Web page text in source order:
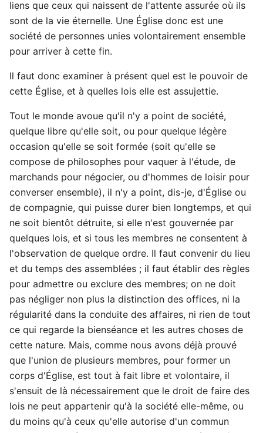
liens que ceux qui naissent de l'attente assurée où ils
sont de la vie éternelle. Une Église donc est une
société de personnes unies volontairement ensemble
pour arriver à cette fin.
Il faut donc examiner à présent quel est le pouvoir de
cette Église, et à quelles lois elle est assujettie.
Tout le monde avoue qu'il n'y a point de société,
quelque libre qu'elle soit, ou pour quelque légère
occasion qu'elle se soit formée (soit qu'elle se
compose de philosophes pour vaquer à l'étude, de
marchands pour négocier, ou d'hommes de loisir pour
converser ensemble), il n'y a point, dis-je, d'Église ou
de compagnie, qui puisse durer bien longtemps, et qui
ne soit bientôt détruite, si elle n'est gouvernée par
quelques lois, et si tous les membres ne consentent à
l'observation de quelque ordre. Il faut convenir du lieu
et du temps des assemblées ; il faut établir des règles
pour admettre ou exclure des membres; on ne doit
pas négliger non plus la distinction des offices, ni la
régularité dans la conduite des affaires, ni rien de tout
ce qui regarde la bienséance et les autres choses de
cette nature. Mais, comme nous avons déjà prouvé
que l'union de plusieurs membres, pour former un
corps d'Église, est tout à fait libre et volontaire, il
s'ensuit de là nécessairement que le droit de faire des
lois ne peut appartenir qu'à la société elle-même, ou
du moins qu'à ceux qu'elle autorise d'un commun